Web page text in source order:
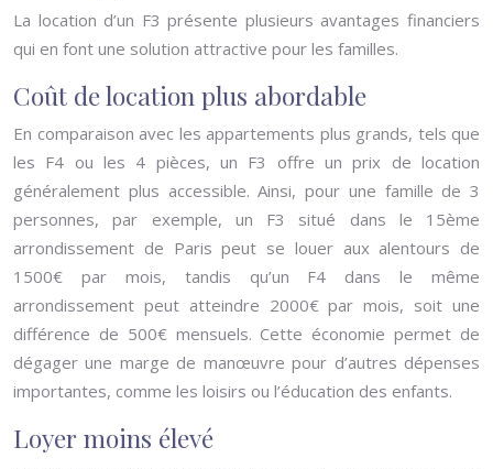
La location d’un F3 présente plusieurs avantages financiers
qui en font une solution attractive pour les familles.
Coût de location plus abordable
En comparaison avec les appartements plus grands, tels que
les F4 ou les 4 pièces, un F3 offre un prix de location
généralement plus accessible. Ainsi, pour une famille de 3
personnes, par exemple, un F3 situé dans le 15ème
arrondissement de Paris peut se louer aux alentours de
1500€ par mois, tandis qu’un F4 dans le même
arrondissement peut atteindre 2000€ par mois, soit une
différence de 500€ mensuels. Cette économie permet de
dégager une marge de manœuvre pour d’autres dépenses
importantes, comme les loisirs ou l’éducation des enfants.
Loyer moins élevé